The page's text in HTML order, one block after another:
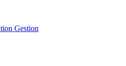
Gestion